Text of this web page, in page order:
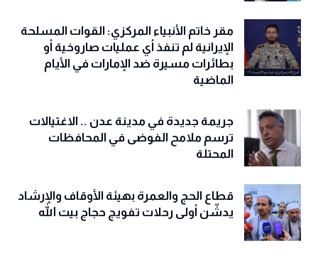
مقر خاتم الأنبياء المركزي: القوات المسلحة
الإيرانية لم تنفذ أي عمليات صاروخية أو
بطائرات مسيرة ضد الإمارات في الأيام
الماضية
جريمة جديدة في مدينة عدن .. الاغتيالات
ترسم ملامح الفوضى في المحافظات
المحتلة
قطاع الحج والعمرة بهيئة الأوقاف والإرشاد
يدشّن أولى رحلات تفويج حجاج بيت الله